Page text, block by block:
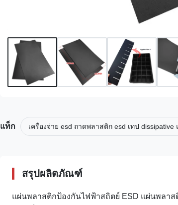
แท็ก เครื่องจ่าย esd ถาดพลาสติก esd เทป dissipative
สรุปผลิตภัณฑ์
แผ่นพลาสติกป้องกันไฟฟ้าสถิตย์ ESD แผ่นพลา